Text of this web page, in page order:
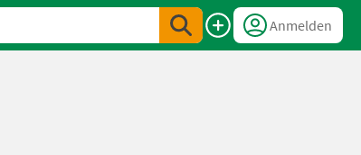
Anmelden